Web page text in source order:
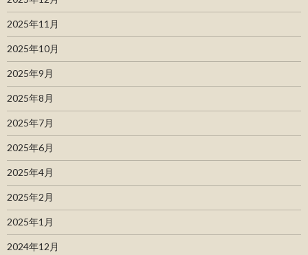
2025年11月
2025年10月
2025年9月
2025年8月
2025年7月
2025年6月
2025年4月
2025年2月
2025年1月
2024年12月